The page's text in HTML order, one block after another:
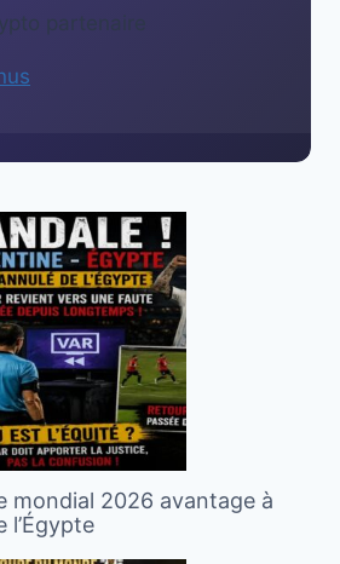
partenaire
mondial 2026 avantage à
l’Égypte